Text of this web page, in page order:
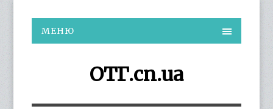
МЕНЮ
ОТГ.cn.ua